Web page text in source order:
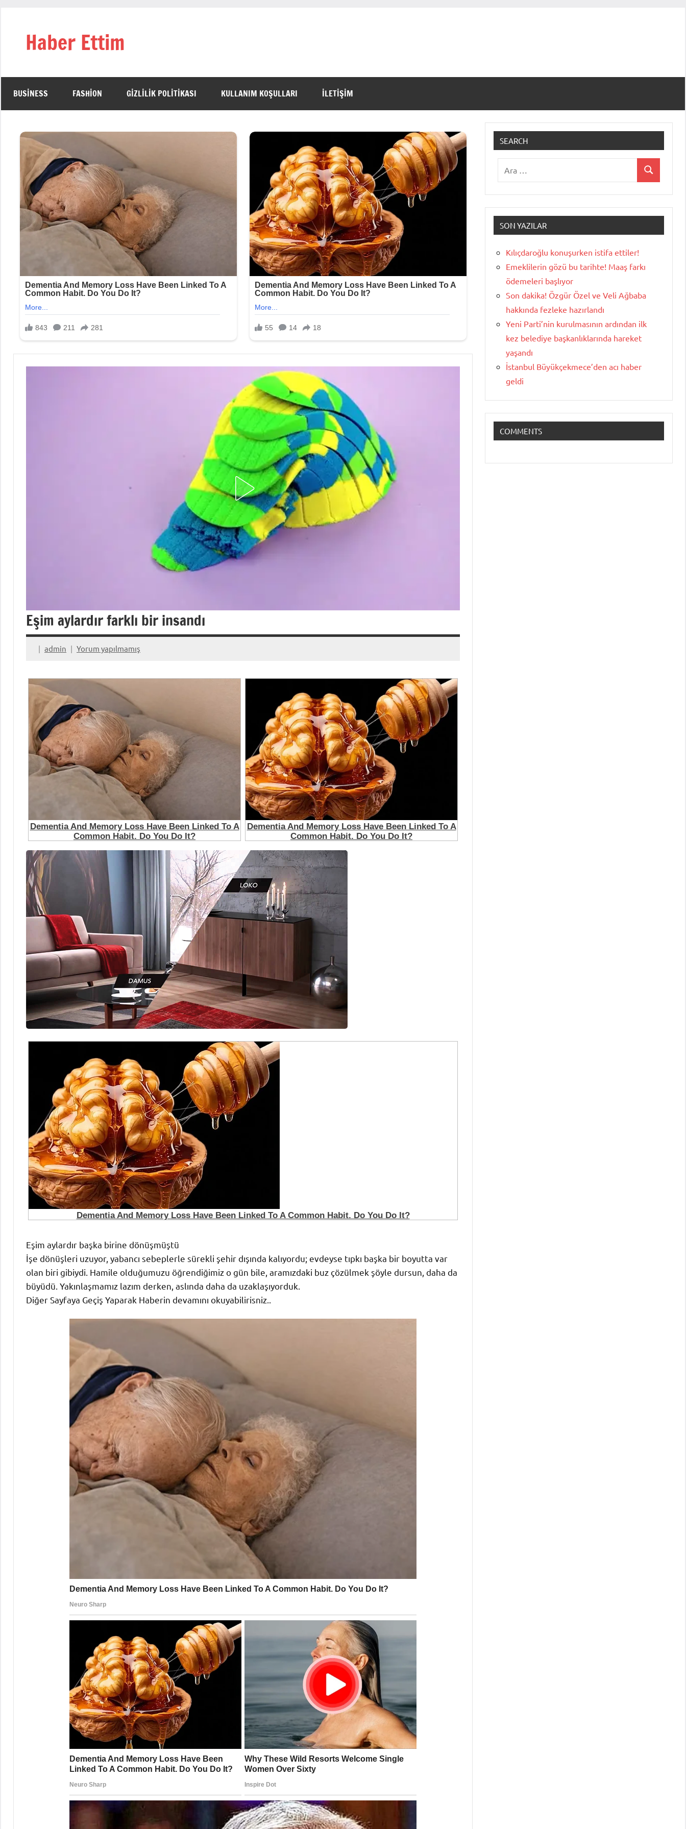
Haber Ettim
BUSINESS FASHION GIZLILIK POLITIKASI KULLANIM KOŞULLARI İLETİŞİM
Eşim aylardır farklı bir insandı
admin Yorum yapılmamış
Eşim aylardır başka birine dönüşmüştü
İşe dönüşleri uzuyor, yabancı sebeplerle sürekli şehir dışında kalıyordu; evdeyse tıpkı başka bir boyutta var
olan biri gibiydi. Hamile olduğumuzu öğrendiğimiz o gün bile, aramızdaki buz çözülmek şöyle dursun, daha da
büyüdü. Yakınlaşmamız lazım derken, aslında daha da uzaklaşıyorduk.
Diğer Sayfaya Geçiş Yaparak Haberin devamını okuyabilirisniz..
SEARCH
Ara
SON YAZILAR
Kılıçdaroğlu konuşurken istifa ettiler!
Emeklilerin gözü bu tarihte! Maaş farkı
ödemeleri başlıyor
Son dakika! Özgür Özel ve Veli Ağbaba
hakkında fezleke hazırlandı
Yeni Parti’nin kurulmasının ardından ilk
kez belediye başkanlıklarında hareket
yaşandı
İstanbul Büyükçekmece’den acı haber
geldi
COMMENTS